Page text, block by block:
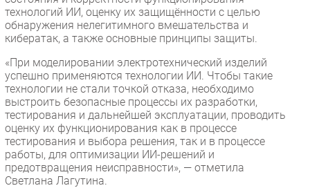
технологий ИИ, оценку их защищённости с целью
обнаружения нелегитимного вмешательства и
кибератак, а также основные принципы защиты.
«При моделировании электротехнический изделий
успешно применяются технологии ИИ. Чтобы такие
технологии не стали точкой отказа, необходимо
выстроить безопасные процессы их разработки,
тестирования и дальнейшей эксплуатации, проводить
оценку их функционирования как в процессе
тестирования и выбора решения, так и в процессе
работы, для оптимизации ИИ-решений и
предотвращения неисправности», — отметила
Светлана Лагутина.